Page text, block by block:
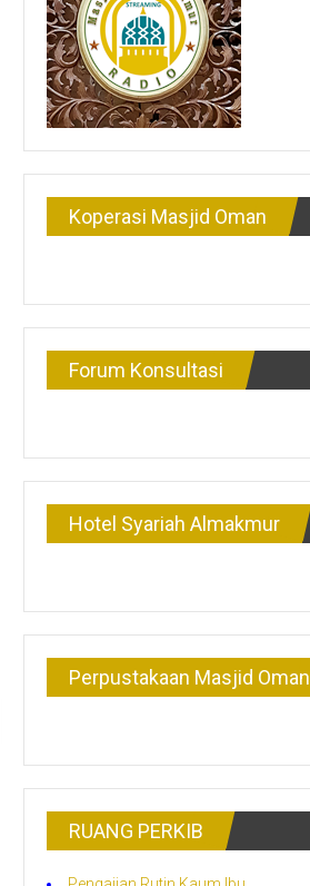
Koperasi Masjid Oman
Forum Konsultasi
Hotel Syariah Almakmur
Perpustakaan Masjid Oman
RUANG PERKIB